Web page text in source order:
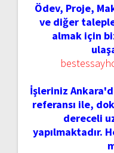
Ödev, Proje,
ve diğer
almak için
İşleriniz
referansı ile,
dereceli
yapılmaktadır.